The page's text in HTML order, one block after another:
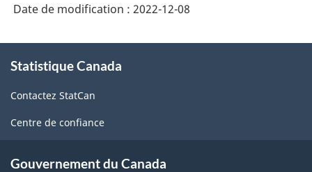
Date de modification : 2022-12-08
propos
ce
site
Statistique Canada
Contactez StatCan
Centre de confiance
Gouvernement du Canada